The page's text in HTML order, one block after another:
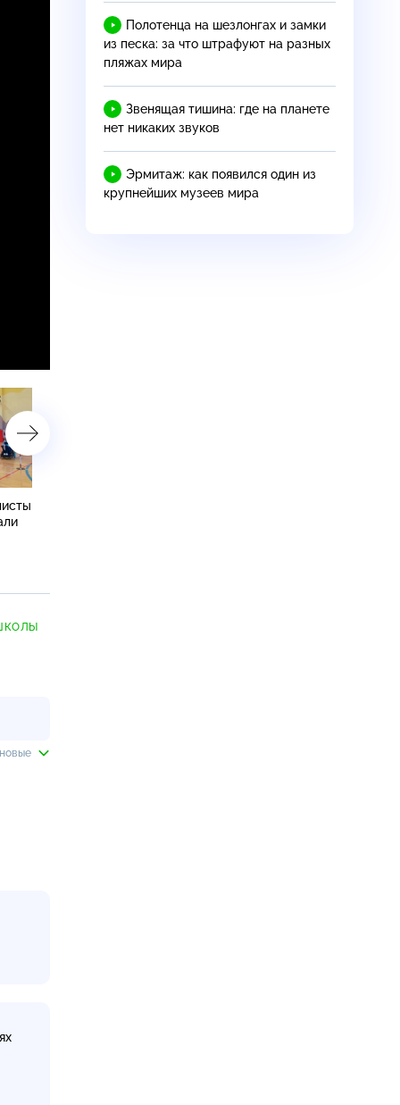
Полотенца на шезлонгах и замки
из песка: за что штрафуют на разных
пляжах мира
Звенящая тишина: где на планете
нет никаких звуков
Эрмитаж: как появился один из
крупнейших музеев мира